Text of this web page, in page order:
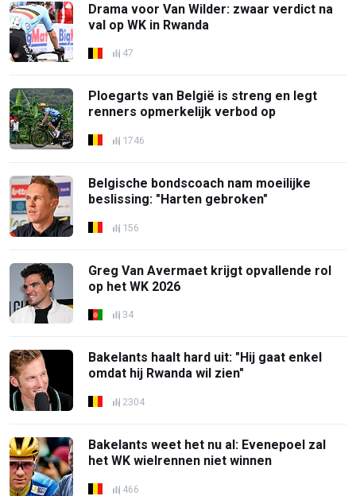
Drama voor Van Wilder: zwaar verdict na
val op WK in Rwanda
47
Ploegarts van België is streng en legt
renners opmerkelijk verbod op
1746
Belgische bondscoach nam moeilijke
beslissing: "Harten gebroken"
156
Greg Van Avermaet krijgt opvallende rol
op het WK 2026
34
Bakelants haalt hard uit: "Hij gaat enkel
omdat hij Rwanda wil zien"
2304
Bakelants weet het nu al: Evenepoel zal
het WK wielrennen niet winnen
466